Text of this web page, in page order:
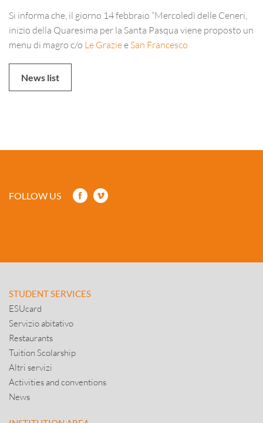
Si informa che, il giorno 14 febbraio “Mercoledì delle Ceneri,
inizio della Quaresima per la Santa Pasqua viene proposto un
menu di magro c/o Le GrazieeSan Francesco
News list
FOLLOW US
STUDENT SERVICES
ESUcard
Servizio abitativo
Restaurants
Tuition Scolarship
Altri servizi
Activities and conventions
News